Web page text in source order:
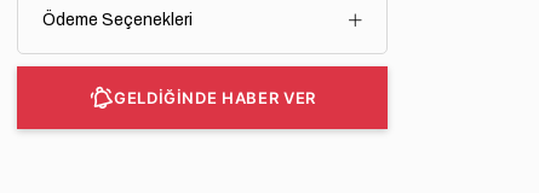
Ödeme Seçenekleri
GELDİĞİNDE HABER VER